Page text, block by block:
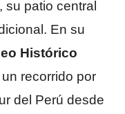
patio central
En su
Histórico
recorrido por
del Perú desde